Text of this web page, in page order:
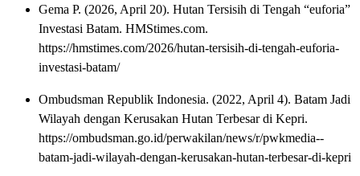
Gema P. (2026, April 20). Hutan Tersisih di Tengah “euforia”
Investasi Batam. HMStimes.com.
https://hmstimes.com/2026/hutan-tersisih-di-tengah-euforia-
investasi-batam/
Ombudsman Republik Indonesia. (2022, April 4). Batam Jadi
Wilayah dengan Kerusakan Hutan Terbesar di Kepri.
https://ombudsman.go.id/perwakilan/news/r/pwkmedia--
batam-jadi-wilayah-dengan-kerusakan-hutan-terbesar-di-kepri